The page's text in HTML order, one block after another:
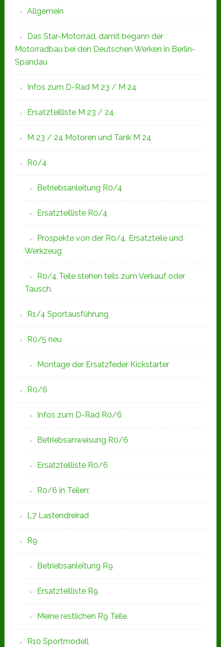
Allgemein
Das Star-Motorrad, damit begann der
Motorradbau bei den Deutschen Werken in Berlin-
Spandau
Infos zum D-Rad M 23 / M 24
Ersatzteilliste M 23 / 24
M 23 / 24 Motoren und Tank M 24
R0/4
Betriebsanleitung R0/4
Ersatzteilliste R0/4
Prospekte von der R0/4, Ersatzteile und
Werkzeug
R0/4 Teile stehen teils zum Verkauf oder
Tausch.
R1/4 Sportausführung
R0/5 neu
Montage der Ersatzfeder Kickstarter
R0/6
Infos zum D-Rad R0/6
Betriebsanweisung R0/6
Ersatzteilliste R0/6
R0/6 in Teilen:
L7 Lastendreirad
R9
Betriebsanleitung R9
Ersatzteilliste R9
Meine restlichen R9 Teile.
R10 Sportmodell